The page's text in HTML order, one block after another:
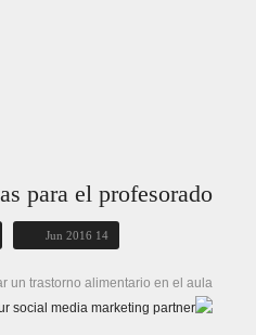
para el profesorado
14 Jun 2016
un trastorno alimentario en el aula.